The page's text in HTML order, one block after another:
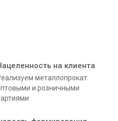
на клиента
металлопрокат
и розничными